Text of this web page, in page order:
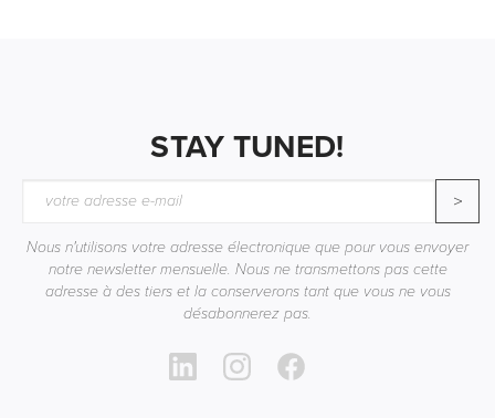
STAY TUNED!
>
Nous n'utilisons votre adresse électronique que pour vous envoyer
notre newsletter mensuelle. Nous ne transmettons pas cette
adresse à des tiers et la conserverons tant que vous ne vous
désabonnerez pas.